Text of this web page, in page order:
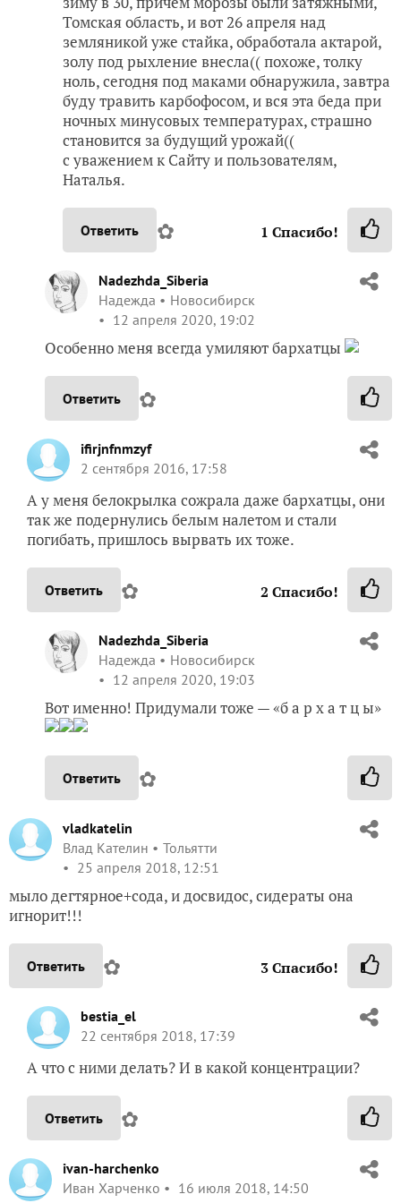
Томская область, и вот 26 апреля над
земляникой уже стайка, обработала актарой,
золу под рыхление внесла(( похоже, толку
ноль, сегодня под маками обнаружила, завтра
буду травить карбофосом, и вся эта беда при
ночных минусовых температурах, страшно
становится за будущий урожай((
с уважением к Сайту и пользователям,
Наталья.
Ответить ✿ 1 Спасибо!
Nadezhda_Siberia
Надежда
Новосибирск
12 апреля 2020, 19:02
Особенно меня всегда умиляют бархатцы
Ответить ✿
ifirjnfnmzyf
2 сентября 2016, 17:58
А у меня белокрылка сожрала даже бархатцы, они
так же подернулись белым налетом и стали
погибать, пришлось вырвать их тоже.
Ответить ✿ 2 Спасибо!
Nadezhda_Siberia
Надежда
Новосибирск
12 апреля 2020, 19:03
Вот именно! Придумали тоже — «б а р х а т ц ы»
Ответить ✿
vladkatelin
Влад Кателин
Тольятти
25 апреля 2018, 12:51
мыло дегтярное+сода, и досвидос, сидераты она
игнорит!!!
Ответить ✿ 3Спасибо!
bestia_el
22 сентября 2018, 17:39
А что с ними делать? И в какой концентрации?
Ответить ✿
ivan-harchenko
Иван Харченко
16 июля 2018, 14:50